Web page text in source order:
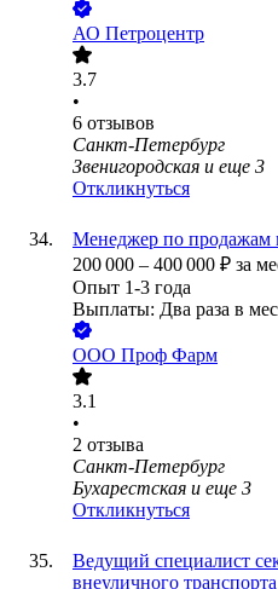
АО Петроцентр
3.7
•
6 отзывов
Санкт-Петербург
Звенигородская и еще 3
Откликнуться
Менеджер по продажам
200 000 – 400 000 ₽ за
Опыт 1-3 года
Выплаты: Два раза в
ООО Проф Фарм
3.1
•
2 отзыва
Санкт-Петербург
Бухарестская и еще 3
Откликнуться
Ведущий специалист
внеуличного